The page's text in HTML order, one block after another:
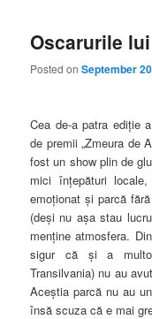
Oscarurile
Posted onSeptember
Cea de-a patra ediţie
de premii „Zmeura de
fost un show plin de
mici înţepături
emoţionat şi parcă
(deşi nu aşa stau
menţine atmosfera.
sigur că şi a
Transilvania) nu au
Aceştia parcă nu au
însă scuza că e mai